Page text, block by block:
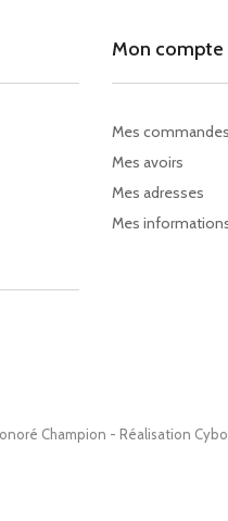
Champion - Réalisation
Mon compte
Mes commandes
Mes avoirs
Mes adresses
Mes